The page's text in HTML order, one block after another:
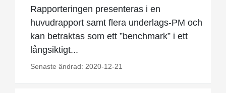
Rapporteringen presenteras i en
huvudrapport samt flera underlags-PM och
kan betraktas som ett ”benchmark” i ett
långsiktigt...
Senaste ändrad: 2020-12-21